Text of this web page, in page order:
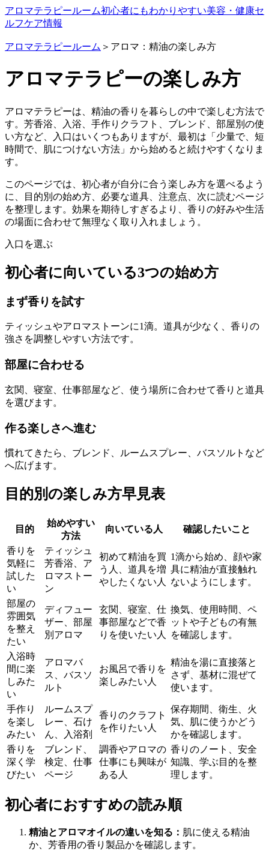
アロマテラピールーム初心者にもわかりやすい美容・健康セ
ルフケア情報
アロマテラピールーム ＞アロマ：精油の楽しみ方
アロマテラピーの楽しみ方
アロマテラピーは、精油の香りを暮らしの中で楽しむ方法で
す。芳香浴、入浴、手作りクラフト、ブレンド、部屋別の使
い方など、入口はいくつもありますが、最初は「少量で、短
時間で、肌につけない方法」から始めると続けやすくなりま
す。
このページでは、初心者が自分に合う楽しみ方を選べるよう
に、目的別の始め方、必要な道具、注意点、次に読むページ
を整理します。効果を期待しすぎるより、香りの好みや生活
の場面に合わせて無理なく取り入れましょう。
入口を選ぶ
初心者に向いている3つの始め方
まず香りを試す
ティッシュやアロマストーンに1滴。道具が少なく、香りの
強さを調整しやすい方法です。
部屋に合わせる
玄関、寝室、仕事部屋など、使う場所に合わせて香りと道具
を選びます。
作る楽しさへ進む
慣れてきたら、ブレンド、ルームスプレー、バスソルトなど
へ広げます。
目的別の楽しみ方早見表
目的
始めやすい
方法
向いている人 確認したいこと
香りを
気軽に
試した
い
ティッシュ
芳香浴、ア
ロマストー
ン
初めて精油を買
う人、道具を増
やしたくない人
1滴から始め、顔や家
具に精油が直接触れ
ないようにします。
部屋の
雰囲気
を整え
たい
ディフュー
ザー、部屋
別アロマ
玄関、寝室、仕
事部屋などで香
りを使いたい人
換気、使用時間、ペ
ットや子どもの有無
を確認します。
入浴時
間に楽
しみた
い
アロマバ
ス、バスソ
ルト
お風呂で香りを
楽しみたい人
精油を湯に直接落と
さず、基材に混ぜて
使います。
手作り
を楽し
みたい
ルームスプ
レー、石け
ん、入浴剤
香りのクラフト
を作りたい人
保存期間、衛生、火
気、肌に使うかどう
かを確認します。
香りを
深く学
びたい
ブレンド、
検定、仕事
ページ
調香やアロマの
仕事にも興味が
ある人
香りのノート、安全
知識、学ぶ目的を整
理します。
初心者におすすめの読み順
精油とアロマオイルの違いを知る： 肌に使える精油
か、芳香用の香り製品かを確認します。